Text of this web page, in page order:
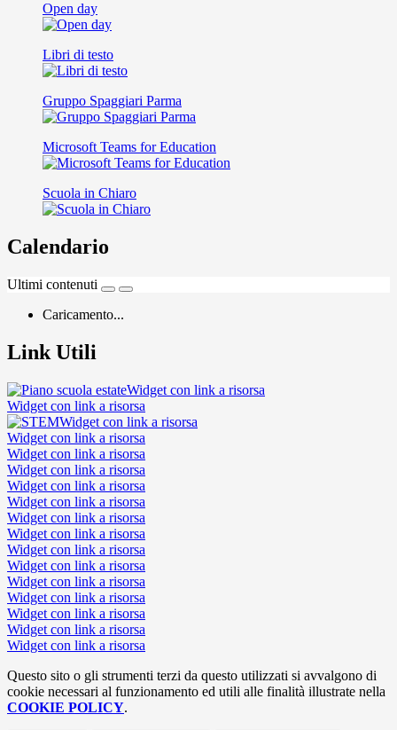
Open day
Libri di testo
Gruppo Spaggiari Parma
Microsoft Teams for Education
Scuola in Chiaro
Calendario
Ultimi contenuti
Caricamento...
Link Utili
Widget con link a risorsa
Widget con link a risorsa
Widget con link a risorsa
Widget con link a risorsa
Widget con link a risorsa
Widget con link a risorsa
Widget con link a risorsa
Widget con link a risorsa
Widget con link a risorsa
Widget con link a risorsa
Widget con link a risorsa
Widget con link a risorsa
Widget con link a risorsa
Widget con link a risorsa
Widget con link a risorsa
Widget con link a risorsa
Widget con link a risorsa
Questo sito o gli strumenti terzi da questo utilizzati si avvalgono di
cookie necessari al funzionamento ed utili alle finalità illustrate nella
COOKIE POLICY.